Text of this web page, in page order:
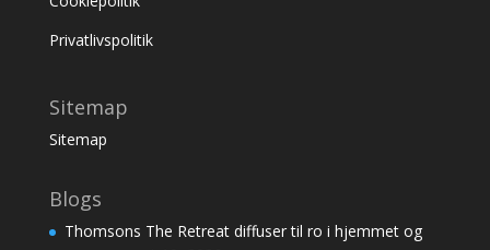
Privatlivspolitik
Sitemap
Sitemap
Blogs
Thomsons The Retreat diffuser til ro i hjemmet og